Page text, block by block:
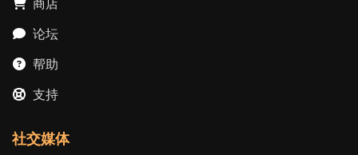
论坛
帮助
支持
社交媒体